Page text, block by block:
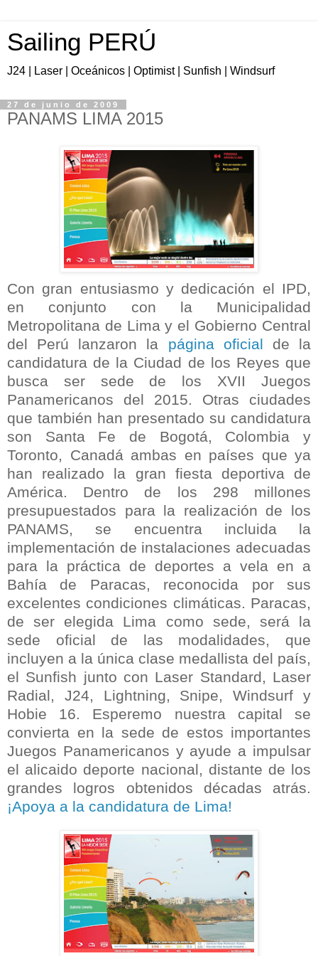
Sailing PERÚ
J24 | Laser | Oceánicos | Optimist | Sunfish | Windsurf
27 de junio de 2009
PANAMS LIMA 2015
Con gran entusiasmo y dedicación el IPD,
en conjunto con la Municipalidad
Metropolitana de Lima y el Gobierno Central
del Perú lanzaron la página oficial de la
candidatura de la Ciudad de los Reyes que
busca ser sede de los XVII Juegos
Panamericanos del 2015. Otras ciudades
que también han presentado su candidatura
son Santa Fe de Bogotá, Colombia y
Toronto, Canadá ambas en países que ya
han realizado la gran fiesta deportiva de
América. Dentro de los 298 millones
presupuestados para la realización de los
PANAMS, se encuentra incluida la
implementación de instalaciones adecuadas
para la práctica de deportes a vela en a
Bahía de Paracas, reconocida por sus
excelentes condiciones climáticas. Paracas,
de ser elegida Lima como sede, será la
sede oficial de las modalidades, que
incluyen a la única clase medallista del país,
el Sunfish junto con Laser Standard, Laser
Radial, J24, Lightning, Snipe, Windsurf y
Hobie 16. Esperemo nuestra capital se
convierta en la sede de estos importantes
Juegos Panamericanos y ayude a impulsar
el alicaido deporte nacional, distante de los
grandes logros obtenidos décadas atrás.
¡Apoya a la candidatura de Lima!